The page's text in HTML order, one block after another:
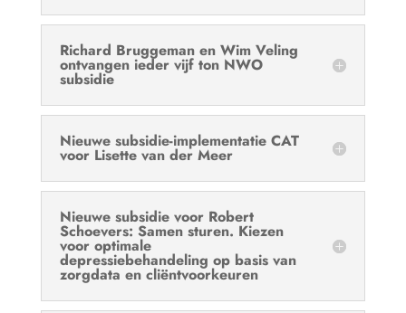
Richard Bruggeman en Wim Veling
ontvangen ieder vijf ton NWO
subsidie
Nieuwe subsidie-implementatie CAT
voor Lisette van der Meer
Nieuwe subsidie voor Robert
Schoevers: Samen sturen. Kiezen
voor optimale
depressiebehandeling op basis van
zorgdata en cliëntvoorkeuren